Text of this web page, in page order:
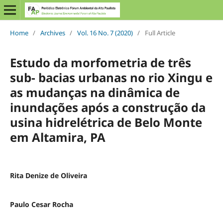
Home / Archives / Vol. 16 No. 7 (2020) / Full Article
Estudo da morfometria de três
sub- bacias urbanas no rio Xingu e
as mudanças na dinâmica de
inundações após a construção da
usina hidrelétrica de Belo Monte
em Altamira, PA
Rita Denize de Oliveira
Paulo Cesar Rocha